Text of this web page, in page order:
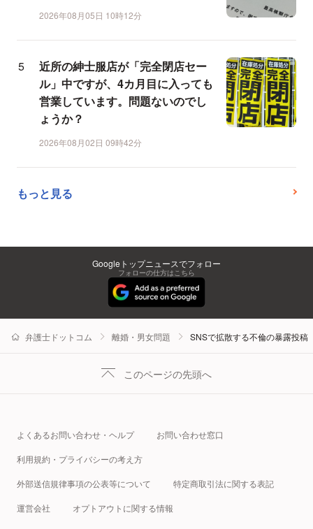
2026年08月05日 10時12分
近所の紳士服店が「完全閉店セー
ル」中ですが、4カ月目に入っても
営業しています。問題ないのでし
ょうか？
2026年08月02日 09時42分
もっと見る
Googleトップニュースでフォロー
フォローの仕方はこちら
弁護士ドットコム 離婚・男女問題 SNSで拡散する不倫の暴露投
このページの先頭へ
よくあるお問い合わせ・ヘルプ お問い合わせ窓口
利用規約・プライバシーの考え方
外部送信規律事項の公表等について 特定商取引法に関する表記
運営会社 オプトアウトに関する情報